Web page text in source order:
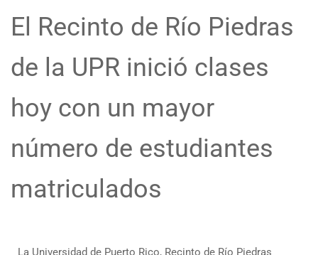
El Recinto de Río Piedras
de la UPR inició clases
hoy con un mayor
número de estudiantes
matriculados
La Universidad de Puerto Rico, Recinto de Río Piedras